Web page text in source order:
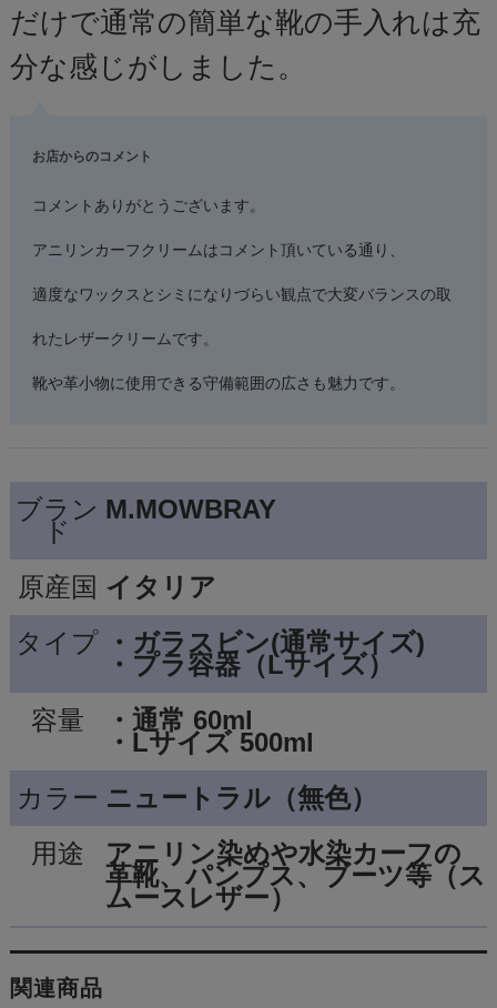
だけで通常の簡単な靴の手入れは充
分な感じがしました。
お店からのコメント
コメントありがとうございます。
アニリンカーフクリームはコメント頂いている通り、
適度なワックスとシミになりづらい観点で大変バランスの取
れたレザークリームです。
靴や革小物に使用できる守備範囲の広さも魅力です。
ブラン
ド
M.MOWBRAY
原産国 イタリア
タイプ ・ガラスビン(通常サイズ)
・プラ容器（Lサイズ）
容量
・通常 60ml
・Lサイズ 500ml
カラー ニュートラル（無色）
用途
アニリン染めや水染カーフの
革靴、パンプス、ブーツ等（ス
ムースレザー）
関連商品